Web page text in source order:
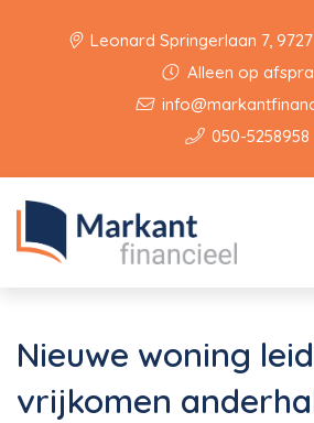
Leonard Springerlaan 7,
Alleen op
050-5258958
Nieuwe woning
vrijkomen